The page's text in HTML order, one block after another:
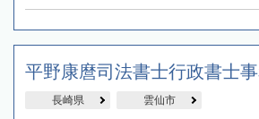
平野康麿司法書士行政書士
長崎県 雲仙市